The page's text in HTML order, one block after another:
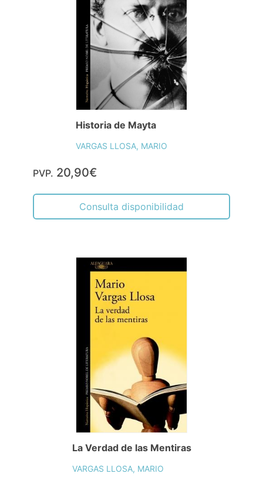
Historia de Mayta
VARGAS LLOSA, MARIO
PVP. 20,90€
Consulta disponibilidad
La Verdad de las Mentiras
VARGAS LLOSA, MARIO